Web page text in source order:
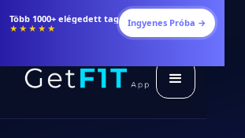
Étrendek, receptek és edzéstervek
★★★★★ Ingyenes Próba →